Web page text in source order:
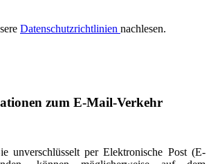
Datenschutzrichtlinien nachlesen.
zum E-Mail-Verkehr
unverschlüsselt per Elektronische Post (E-